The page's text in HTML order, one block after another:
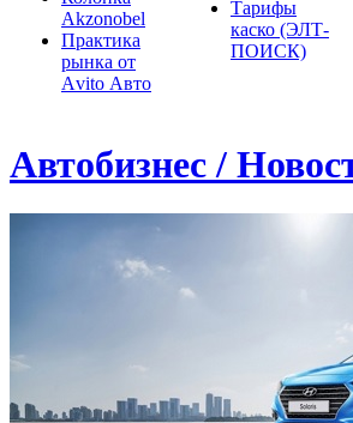
Akzonobel
Практика
рынка от
Аvito Авто
Тарифы
каско (ЭЛТ-
ПОИСК)
Автобизнес /